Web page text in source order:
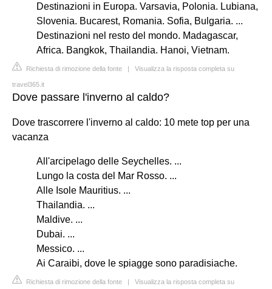
Destinazioni in Europa. Varsavia, Polonia. Lubiana,
Slovenia. Bucarest, Romania. Sofia, Bulgaria. ...
Destinazioni nel resto del mondo. Madagascar,
Africa. Bangkok, Thailandia. Hanoi, Vietnam.
Richiesta di rimozione della fonte | Visualizza la risposta completa su
travel365.it
Dove passare l'inverno al caldo?
Dove trascorrere l'inverno al caldo: 10 mete top per una
vacanza
All'arcipelago delle Seychelles. ...
Lungo la costa del Mar Rosso. ...
Alle Isole Mauritius. ...
Thailandia. ...
Maldive. ...
Dubai. ...
Messico. ...
Ai Caraibi, dove le spiagge sono paradisiache.
Richiesta di rimozione della fonte | Visualizza la risposta completa su